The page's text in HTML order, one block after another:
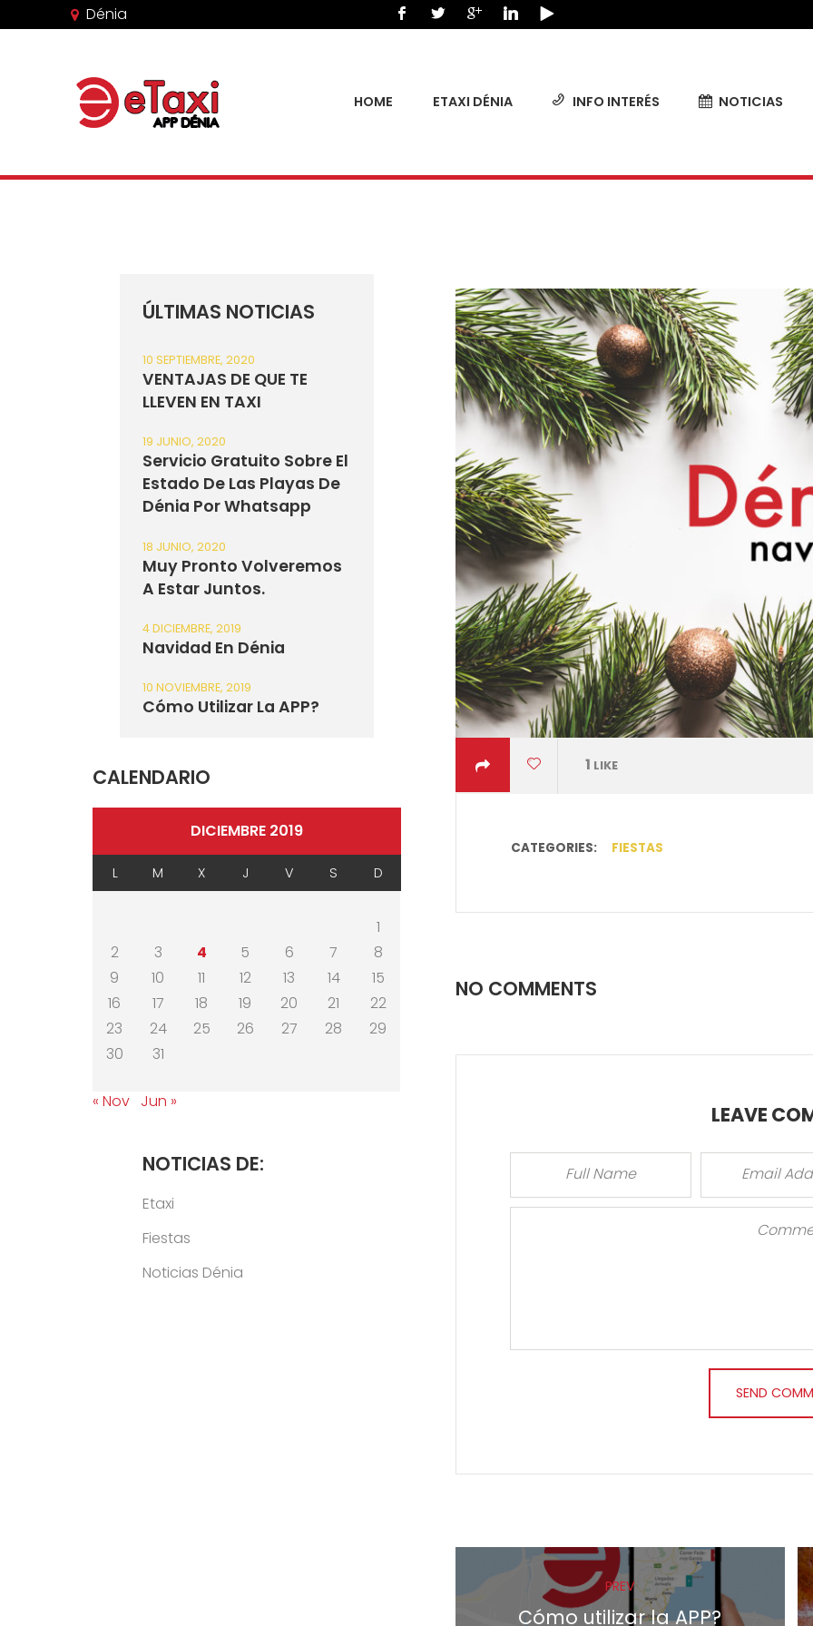
Dénia
HOME ETAXI DÉNIA INFO INTERÉS NOTICIAS
1 LIKE
CATEGORIES: FIESTAS
NO COMMENTS
LEAVE
PREV
Cómo utilizar la APP?
ÚLTIMAS NOTICIAS
VENTAJAS DE QUE TE
LLEVEN EN TAXI
10 SEPTIEMBRE, 2020
Servicio Gratuito Sobre El
Estado De Las Playas De
Dénia Por Whatsapp
19 JUNIO, 2020
Muy Pronto Volveremos
A Estar Juntos.
18 JUNIO, 2020
Navidad En Dénia
4 DICIEMBRE, 2019
Cómo Utilizar La APP?
10 NOVIEMBRE, 2019
CALENDARIO
DICIEMBRE 2019
L M X J V S D
1
2
3 4 5 6 7
8
9
10 11 12 13 14
15
16
17 18 19 20 21
22
23
24 25 26 27 28
29
30
31
« Nov Jun »
NOTICIAS DE:
Etaxi
Fiestas
Noticias Dénia